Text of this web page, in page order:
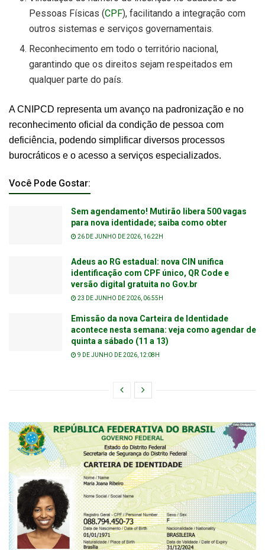
Pessoas Físicas (CPF), facilitando a integração com
outros sistemas e serviços governamentais.
Reconhecimento em todo o território nacional,
garantindo que os direitos sejam respeitados em
qualquer parte do país.
A CNIPCD representa um avanço na padronização e no
reconhecimento oficial da condição de pessoa com
deficiência, podendo simplificar diversos processos
burocráticos e o acesso a serviços especializados.
Você Pode Gostar:
Sem agendamento! Mutirão libera 500 vagas
para nova identidade; saiba como obter
26 DE JUNHO DE 2026, 16:22H
Adeus ao RG estadual: nova CIN unifica
identificação com CPF único, QR Code e
versão digital gratuita no Gov.br
23 DE JUNHO DE 2026, 06:55H
Emissão da nova Carteira de Identidade
acontece nesta semana: veja como agendar de
quinta a sábado (11 a 13)
9 DE JUNHO DE 2026, 12:08H